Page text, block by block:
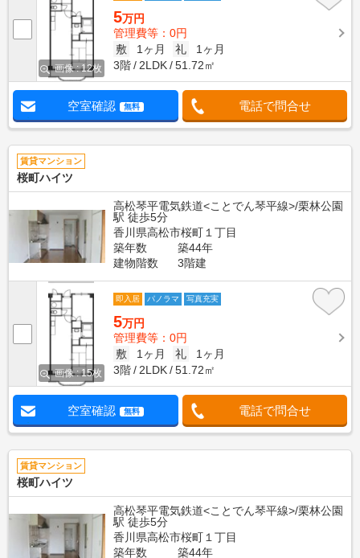
画像 : 12枚
5万円
管理費等：0円
敷
1ヶ月 礼
1ヶ月
3階
2LDK 51.72㎡
空室確認 無料 電話で問合せ
賃貸マンション
桜町ハイツ
高松琴平電気鉄道<ことでん琴平線>/栗林公園
駅 徒歩5分
香川県高松市桜町１丁目
築年数
築44年
建物階数
3階建
画像 : 15枚
即入居 パノラマ 写真充実
5万円
管理費等：0円
敷
1ヶ月 礼
1ヶ月
3階
2LDK 51.72㎡
空室確認 無料 電話で問合せ
賃貸マンション
桜町ハイツ
高松琴平電気鉄道<ことでん琴平線>/栗林公園
駅 徒歩5分
香川県高松市桜町１丁目
築年数
築44年